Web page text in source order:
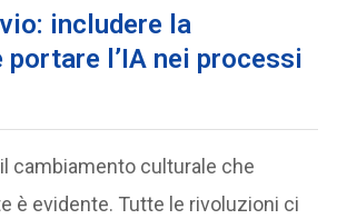
includere la
l’IA nei processi
cambiamento culturale che
è evidente. Tutte le rivoluzioni ci